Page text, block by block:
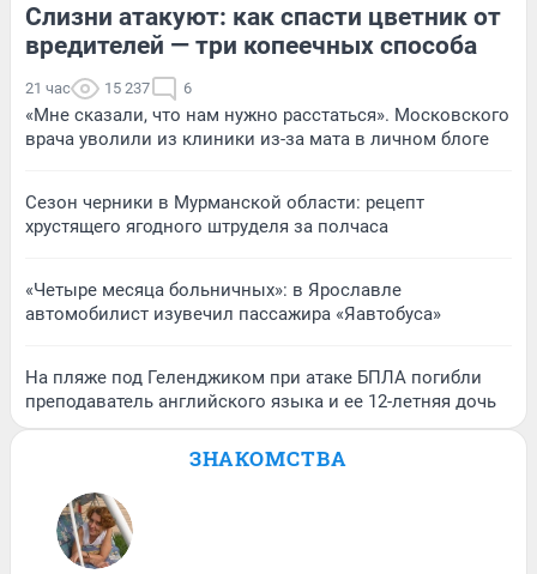
Слизни атакуют: как спасти цветник от
вредителей — три копеечных способа
21 час 15 237 6
«Мне сказали, что нам нужно расстаться». Московского
врача уволили из клиники из-за мата в личном блоге
Сезон черники в Мурманской области: рецепт
хрустящего ягодного штруделя за полчаса
«Четыре месяца больничных»: в Ярославле
автомобилист изувечил пассажира «Яавтобуса»
На пляже под Геленджиком при атаке БПЛА погибли
преподаватель английского языка и ее 12-летняя дочь
ЗНАКОМСТВА